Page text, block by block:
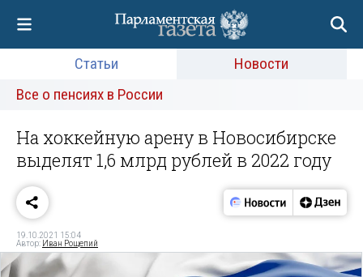
Статьи
Новости
Все о пенсиях в России
На хоккейную арену в Новосибирске
выделят 1,6 млрд рублей в 2022 году
19.10.2021 15:04
Автор: Иван Рощепий